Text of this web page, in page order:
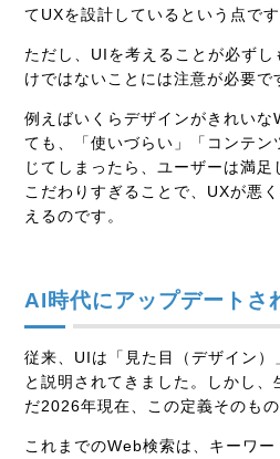
てUXを設計しているという点です
ただし、UIを考えることが必ず
けではないことには注意が必要で
例えばいくらデザインがきれいな
ても、「使いづらい」「コンテン
じてしまったら、ユーザーは満足
こだわりすぎることで、UXが悪
えるのです。
AI時代にアップデートさ
従来、UIは「見た目（デザイン）
と説明されてきました。しかし
だ2026年現在、この定義そのも
これまでのWeb検索は、キーワ